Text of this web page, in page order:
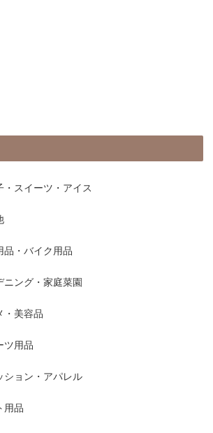
・スイーツ・アイス
品・バイク用品
ニング・家庭菜園
・美容品
ツ用品
ション・アパレル
用品